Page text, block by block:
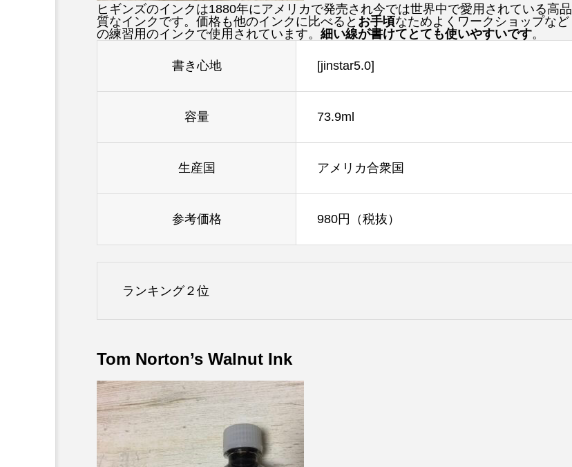
ヒギンズのインクは1880年にアメリカで発売され今では世界中で愛用されている高品
質なインクです。価格も他のインクに比べると お手頃なためよくワークショップなど
の練習用のインクで使用されています。 細い線が書けてとても使いやすいです。
書き心地 [jinstar5.0]
容量 73.9ml
生産国 アメリカ合衆国
参考価格 980円（税抜）
ランキング２位
Tom Norton’s Walnut Ink